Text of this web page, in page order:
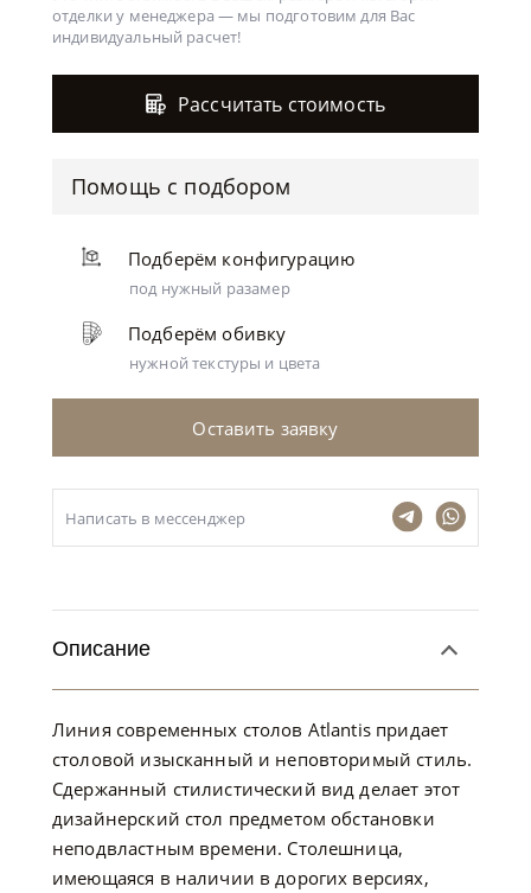
отделки у менеджера — мы подготовим для Вас
индивидуальный расчет!
Рассчитать стоимость
Помощь с подбором
Подберём конфигурацию
под нужный разамер
Подберём обивку
нужной текстуры и цвета
Оставить заявку
Написать в мессенджер
Описание
Линия современных столов Atlantis придает
столовой изысканный и неповторимый стиль.
Сдержанный стилистический вид делает этот
дизайнерский стол предметом обстановки
неподвластным времени. Столешница,
имеющаяся в наличии в дорогих версиях,